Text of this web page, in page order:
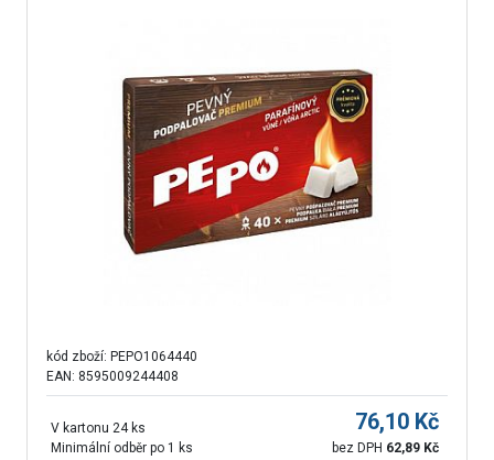
kód zboží: PEPO1064440
EAN: 8595009244408
V kartonu 24 ks
Minimální odběr po 1 ks
76,10 Kč
bez DPH 62,89 Kč